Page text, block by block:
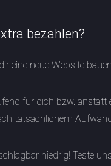
bezahlen?
eine neue Website
für dich bzw.
tatsächlichem
niedrig! Teste